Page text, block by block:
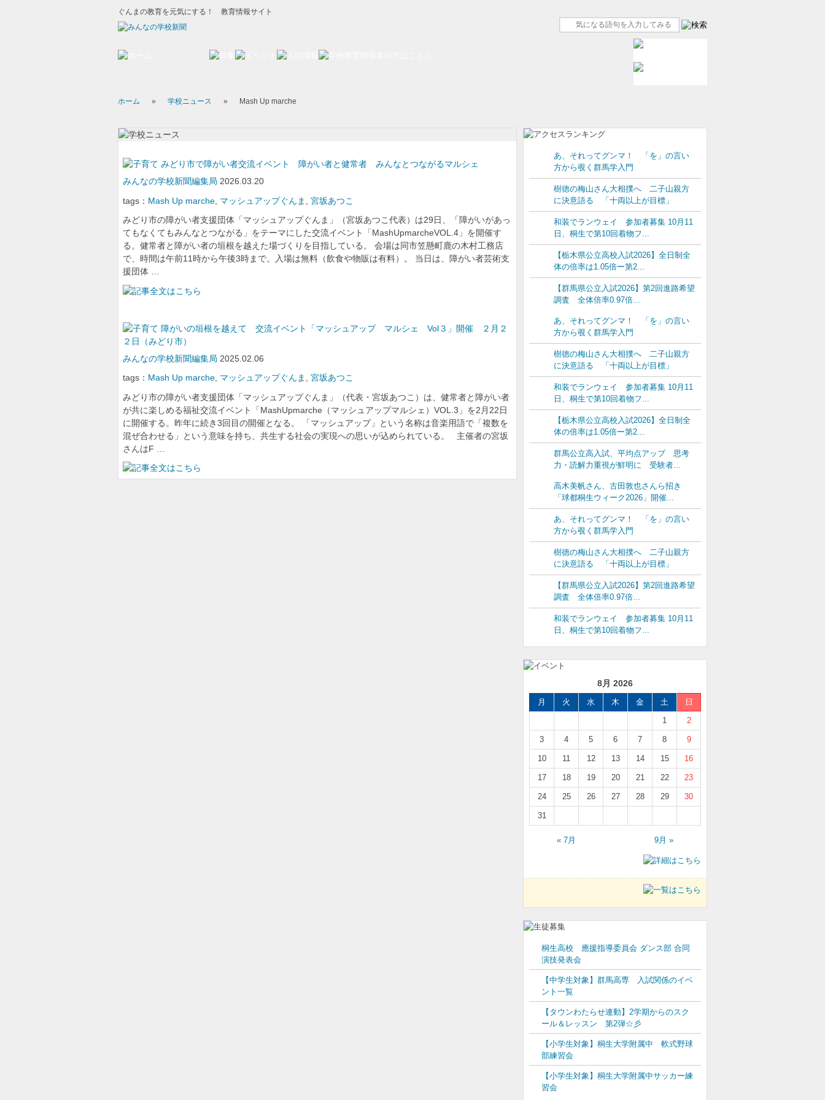
ぐんまの教育を元気にする！ 教育情報サイト
ホーム » 学校ニュース » Mash Up marche
みどり市で障がい者交流イベント 障がい者と健常者 みんなとつながるマルシェ
みんなの学校新聞編集局 2026.03.20
tags： Mash Up marche マッシュアップぐんま
宮坂あつこ
みどり市の障がい者支援団体「マッシュアップぐんま」（宮坂あつこ代表）は29日、「障がいがあっ
てもなくてもみんなとつながる」をテーマにした交流イベント「MashUpmarcheVOL.4」を開催す
る。健常者と障がい者の垣根を越えた場づくりを目指している。 会場は同市笠懸町鹿の木村工務店
で、時間は午前11時から午後3時まで。入場は無料（飲食や物販は有料）。 当日は、障がい者芸術支
援団体 …
障がいの垣根を越えて 交流イベント「マッシュアップ マルシェ Vol３」開催 ２月２
２日（みどり市）
みんなの学校新聞編集局 2025.02.06
tags： Mash Up marche マッシュアップぐんま
宮坂あつこ
みどり市の障がい者支援団体「マッシュアップぐんま」（代表・宮坂あつこ）は、健常者と障がい者
が共に楽しめる福祉交流イベント「MashUpmarche（マッシュアップマルシェ）VOL.3」を2月22日
に開催する。昨年に続き3回目の開催となる。 「マッシュアップ」という名称は音楽用語で「複数を
混ぜ合わせる」という意味を持ち、共生する社会の実現への思いが込められている。 主催者の宮坂
さんはF …
あ、それってグンマ！ 「を」の言い
方から覗く群馬学入門
樹徳の梅山さん大相撲へ 二子山親方
に決意語る 「十両以上が目標」
和装でランウェイ 参加者募集 10月11
日、桐生で第10回着物フ...
【栃木県公立高校入試2026】全日制全
体の倍率は1.05倍ー第2...
【群馬県公立入試2026】第2回進路希望
調査 全体倍率0.97倍...
あ、それってグンマ！ 「を」の言い
方から覗く群馬学入門
樹徳の梅山さん大相撲へ 二子山親方
に決意語る 「十両以上が目標」
和装でランウェイ 参加者募集 10月11
日、桐生で第10回着物フ...
【栃木県公立高校入試2026】全日制全
体の倍率は1.05倍ー第2...
群馬公立高入試、平均点アップ 思考
力・読解力重視が鮮明に 受験者...
高木美帆さん、古田敦也さんら招き
「球都桐生ウィーク2026」開催...
あ、それってグンマ！ 「を」の言い
方から覗く群馬学入門
樹徳の梅山さん大相撲へ 二子山親方
に決意語る 「十両以上が目標」
【群馬県公立入試2026】第2回進路希望
調査 全体倍率0.97倍...
和装でランウェイ 参加者募集 10月11
日、桐生で第10回着物フ...
8月 2026
月 火 水 木 金 土
日
1
2
3 4 5 6 7 8 9
10 11 12 13 14 15 16
17 18 19 20 21 22 23
24 25 26 27 28 29 30
31
« 7月 9月 »
桐生高校 應援指導委員会 ダンス部 合同
演技発表会
【中学生対象】群馬高専 入試関係のイベ
ント一覧
【タウンわたらせ連動】2学期からのスク
ール＆レッスン 第2弾☆彡
【小学生対象】桐生大学附属中 軟式野球
部練習会
【小学生対象】桐生大学附属中サッカー練
習会